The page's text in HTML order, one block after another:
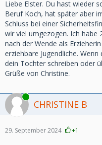
Liebe Elster. Du hast wieder
Beruf Koch, hat später aber
Schluss bei einer
wir viel umgezogen. Ich habe
nach der Wende als
erziehbare Jugendliche.
dein Tochter schreiben oder
Grüße von Christine.
Online
CHRISTINE B
29. September 2024 +1